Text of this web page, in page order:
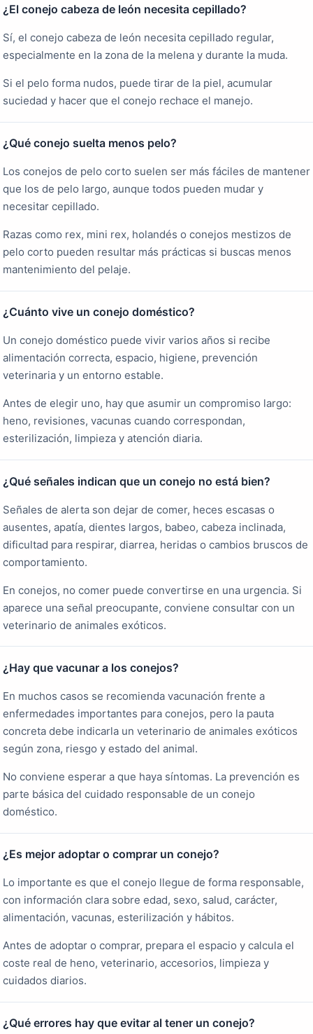
¿El conejo cabeza de león necesita cepillado?
Sí, el conejo cabeza de león necesita cepillado regular,
especialmente en la zona de la melena y durante la muda.
Si el pelo forma nudos, puede tirar de la piel, acumular
suciedad y hacer que el conejo rechace el manejo.
¿Qué conejo suelta menos pelo?
Los conejos de pelo corto suelen ser más fáciles de mantener
que los de pelo largo, aunque todos pueden mudar y
necesitar cepillado.
Razas como rex, mini rex, holandés o conejos mestizos de
pelo corto pueden resultar más prácticas si buscas menos
mantenimiento del pelaje.
¿Cuánto vive un conejo doméstico?
Un conejo doméstico puede vivir varios años si recibe
alimentación correcta, espacio, higiene, prevención
veterinaria y un entorno estable.
Antes de elegir uno, hay que asumir un compromiso largo:
heno, revisiones, vacunas cuando correspondan,
esterilización, limpieza y atención diaria.
¿Qué señales indican que un conejo no está bien?
Señales de alerta son dejar de comer, heces escasas o
ausentes, apatía, dientes largos, babeo, cabeza inclinada,
dificultad para respirar, diarrea, heridas o cambios bruscos de
comportamiento.
En conejos, no comer puede convertirse en una urgencia. Si
aparece una señal preocupante, conviene consultar con un
veterinario de animales exóticos.
¿Hay que vacunar a los conejos?
En muchos casos se recomienda vacunación frente a
enfermedades importantes para conejos, pero la pauta
concreta debe indicarla un veterinario de animales exóticos
según zona, riesgo y estado del animal.
No conviene esperar a que haya síntomas. La prevención es
parte básica del cuidado responsable de un conejo
doméstico.
¿Es mejor adoptar o comprar un conejo?
Lo importante es que el conejo llegue de forma responsable,
con información clara sobre edad, sexo, salud, carácter,
alimentación, vacunas, esterilización y hábitos.
Antes de adoptar o comprar, prepara el espacio y calcula el
coste real de heno, veterinario, accesorios, limpieza y
cuidados diarios.
¿Qué errores hay que evitar al tener un conejo?